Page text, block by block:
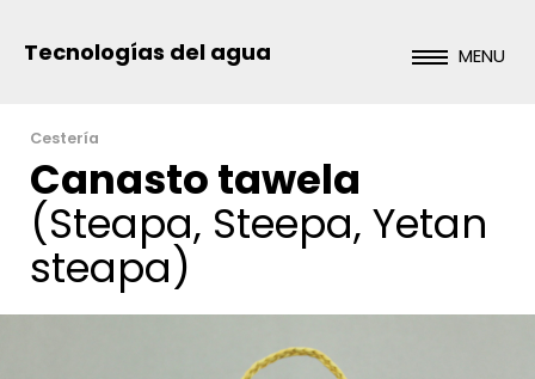
Tecnologías del agua MENU
Cestería
Canasto tawela
(Steapa, Steepa, Yetan
steapa)